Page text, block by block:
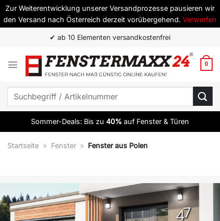
Zur Weiterentwicklung unserer Versandprozesse pausieren wir
den Versand nach Österreich derzeit vorübergehend. Verwerfen
springen
✔ ab 10 Elementen versandkostenfrei
0
Suchen
Sommer-Deals: Bis zu 40% auf Fenster & Türen
Startseite » Fenster » Fenster aus Polen